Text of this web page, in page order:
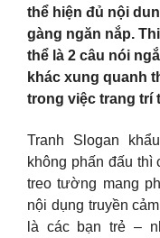
thể hiện đủ nội
gàng ngăn nắp.
thể là 2 câu nói
khác xung quanh
trong việc trang trí
Tranh Slogan
không phấn đấu thì
treo tường mang
nội dụng truyền
là các bạn trẻ –